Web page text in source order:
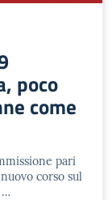
poco
come
pari
corso sul
…